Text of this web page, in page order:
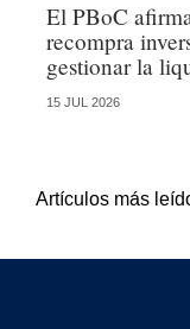
El PBoC
recompra
gestionar la
15 JUL 2026
Artículos más